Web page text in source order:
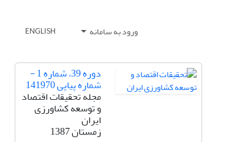
ورود به سامانه ENGLISH
دوره 39، شماره 1 -
شماره پیاپی 141970
مجله تحقیقات اقتصاد
و توسعه کشاورزی
ایران
زمستان 1387